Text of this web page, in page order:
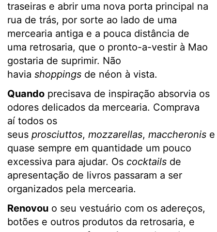
traseiras e abrir uma nova porta principal na
rua de trás, por sorte ao lado de uma
mercearia antiga e a pouca distância de
uma retrosaria, que o pronto-a-vestir à Mao
gostaria de suprimir. Não
havia shoppings de néon à vista.
Quando precisava de inspiração absorvia os
odores delicados da mercearia. Comprava
aí todos os
seus prosciuttos, mozzarellas, maccheronis
quase sempre em quantidade um pouco
excessiva para ajudar. Os cocktails de
apresentação de livros passaram a ser
organizados pela mercearia.
Renovou o seu vestuário com os adereços,
botões e outros produtos da retrosaria, e